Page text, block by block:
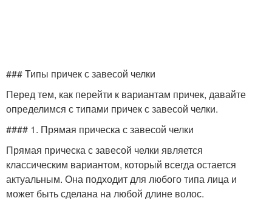
### Типы причек с завесой челки
Перед тем, как перейти к вариантам причек, давайте
определимся с типами причек с завесой челки.
#### 1. Прямая прическа с завесой челки
Прямая прическа с завесой челки является
классическим вариантом, который всегда остается
актуальным. Она подходит для любого типа лица и
может быть сделана на любой длине волос.